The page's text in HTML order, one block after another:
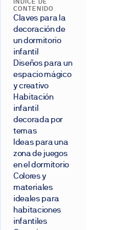
CONTENIDO
Claves para la
decoración de
un dormitorio
infantil
Diseños para un
espacio mágico
y creativo
Habitación
infantil
decorada por
temas
Ideas para una
zona de juegos
en el dormitorio
Colores y
materiales
ideales para
habitaciones
infantiles